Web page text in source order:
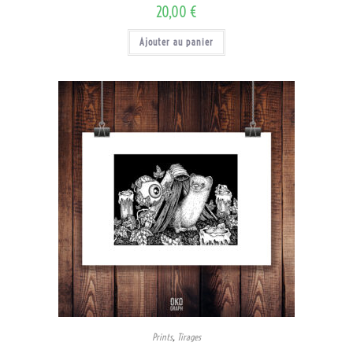
20,00 €
Ajouter au panier
Prints, Tirages